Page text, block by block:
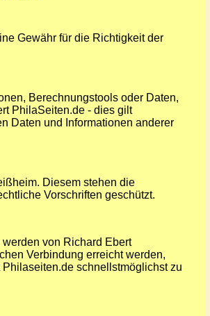
Gewähr für die Richtigkeit der
Berechnungstools oder Daten,
PhilaSeiten.de - dies gilt
Daten und Informationen anderer
Diesem stehen die
Vorschriften geschützt.
von Richard Ebert
Verbindung erreicht werden,
schnellstmöglichst zu